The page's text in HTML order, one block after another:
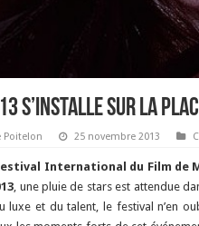
s’installe sur la
Poitelon 25 novembre 2013
International du Film de
, une pluie de stars est attendue
luxe et du talent, le festival n’en